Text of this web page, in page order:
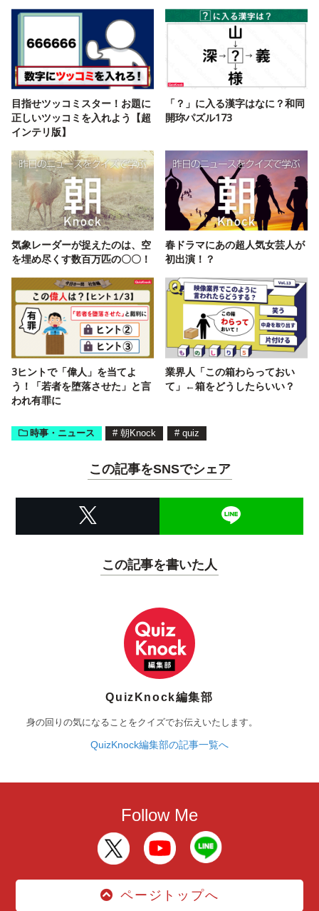
目指せツッコミスター！お題に
正しいツッコミを入れよう【超
インテリ版】
「？」に入る漢字はなに？和同
開珎パズル173
気象レーダーが捉えたのは、空
を埋め尽くす数百万匹の〇〇！
春ドラマにあの超人気女芸人が
初出演！？
3ヒントで「偉人」を当てよ
う！「若者を堕落させた」と言
われ有罪に
業界人「この箱わらっておい
て」←箱をどうしたらいい？
時事・ニュース # 朝Knock # quiz
この記事をSNSでシェア
この記事を書いた人
QuizKnock編集部
身の回りの気になることをクイズでお伝えいたします。
QuizKnock編集部の記事一覧へ
Follow Me
ページトップへ